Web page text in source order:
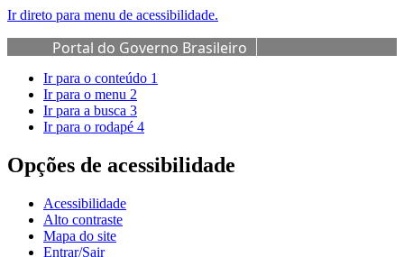
Ir direto para menu de acessibilidade.
Portal do Governo Brasileiro
Ir para o conteúdo 1
Ir para o menu 2
Ir para a busca 3
Ir para o rodapé 4
Opções de acessibilidade
Acessibilidade
Alto contraste
Mapa do site
Entrar/Sair